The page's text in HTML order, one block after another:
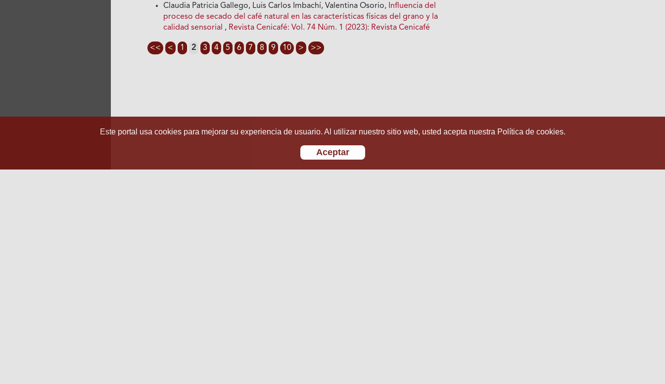
Claudia Patricia Gallego, Luis Carlos Imbachí, Valentina Osorio, Influencia del
proceso de secado del café natural en las características físicas del grano y la
calidad sensorial , Revista Cenicafé: Vol. 74 Núm. 1 (2023): Revista Cenicafé
<< < 1 2 3 4 5 6 7 8 9 10 > >>
Este portal usa cookies para mejorar su experiencia de usuario. Al utilizar nuestro sitio web, usted acepta nuestra Política de cookies.
Aceptar